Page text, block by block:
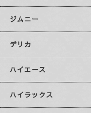
ジムニー
デリカ
ハイエース
ハイラックス